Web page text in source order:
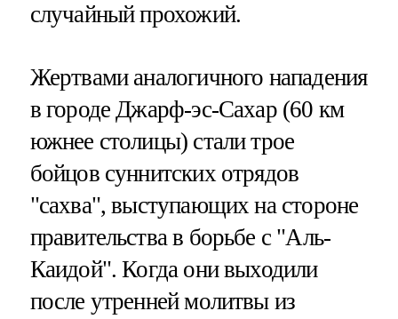
случайный прохожий.
Жертвами аналогичного нападения
в городе Джарф-эс-Сахар (60 км
южнее столицы) стали трое
бойцов суннитских отрядов
"сахва", выступающих на стороне
правительства в борьбе с "Аль-
Каидой". Когда они выходили
после утренней молитвы из